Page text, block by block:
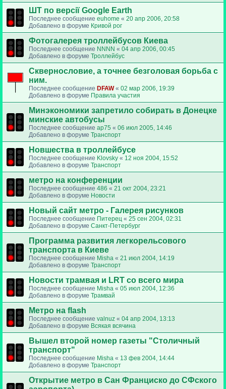
ШТ по версії Google Earth
Последнее сообщение euhome « 20 апр 2006, 20:58
Добавлено в форуме Кривой рог
Фотогалерея троллейбусов Киева
Последнее сообщение NNNN « 04 апр 2006, 00:45
Добавлено в форуме Троллейбус
Сквернословие, а точнее безголовая борьба с
ним.
Последнее сообщение DFAW« 02 мар 2006, 19:39
Добавлено в форуме Правила участия
Минэкономики запретило собирать в Донецке
минские автобусы
Последнее сообщение ap75 « 06 июл 2005, 14:46
Добавлено в форуме Транспорт
Новшества в троллейбусе
Последнее сообщение Klovsky « 12 ноя 2004, 15:52
Добавлено в форуме Транспорт
метро на конференции
Последнее сообщение 486 « 21 окт 2004, 23:21
Добавлено в форуме Новости
Новый сайт метро - Галерея рисунков
Последнее сообщение Питерец « 25 сен 2004, 02:31
Добавлено в форуме Санкт-Петербург
Программа развития легкорельсового
транспорта в Киеве
Последнее сообщение Misha « 21 июл 2004, 14:19
Добавлено в форуме Транспорт
Новости трамвая и LRT со всего мира
Последнее сообщение Misha « 05 июл 2004, 12:36
Добавлено в форуме Трамвай
Метро на flash
Последнее сообщение valnuz « 04 апр 2004, 13:13
Добавлено в форуме Всякая всячина
Вышел второй номер газеты "Столичный
транспорт"
Последнее сообщение Misha « 13 фев 2004, 14:44
Добавлено в форуме Транспорт
Открытие метро в Сан Франциско до СФского